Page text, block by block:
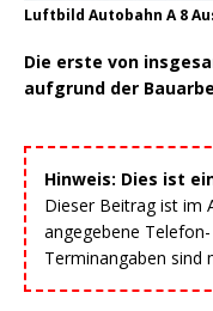
Luftbild Autobahn A 8
Die erste von
aufgrund der
Hinweis: Dies ist
Dieser Beitrag ist im
angegebene
Terminangaben sind